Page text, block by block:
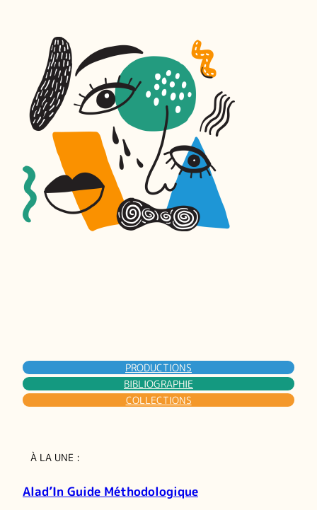
PRODUCTIONS
BIBLIOGRAPHIE
COLLECTIONS
À LA UNE :
Alad’In Guide Méthodologique